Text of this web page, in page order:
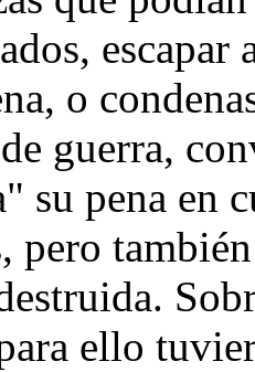
escapar
o
guerra,
su pena en
pero
ello